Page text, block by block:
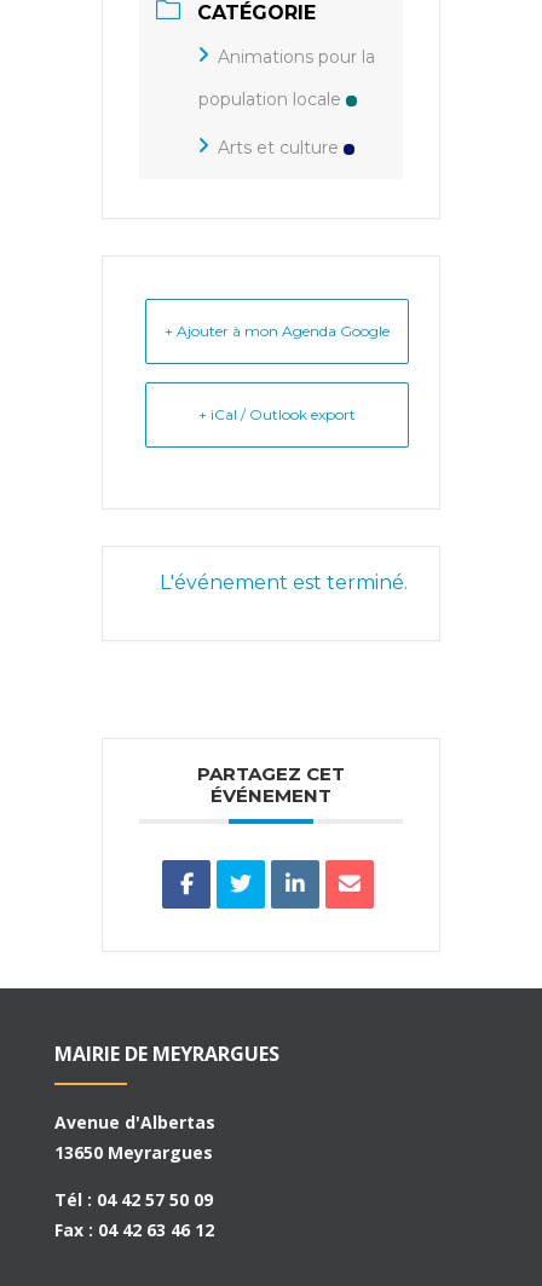
CATÉGORIE
Animations pour la
population locale
Arts et culture
+ Ajouter à mon Agenda Google
+ iCal / Outlook export
L'événement est terminé.
PARTAGEZ CET
ÉVÉNEMENT
MAIRIE DE MEYRARGUES
Avenue d'Albertas
13650 Meyrargues
Tél : 04 42 57 50 09
Fax : 04 42 63 46 12